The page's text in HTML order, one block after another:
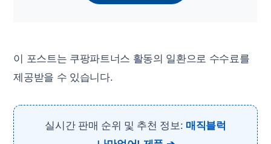
이 포스트는 쿠팡파트너스 활동의 일환으로 수수료를
제공받을 수 있습니다.
실시간 판매 순위 및 추천 정보: 매직블럭